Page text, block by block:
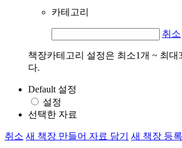
카테고리
취소
책장카테고리 설정은 최소1개 ~ 최대
다.
Default 설정
설정
선택한 자료
취소 새 책장 만들어 자료 담기 새 책장 등록